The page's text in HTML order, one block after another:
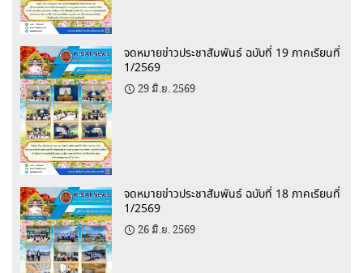
จดหมายข่าวประชาสัมพันธ์ ฉบับที่ 19 ภาคเรียนที่
1/2569
29 มิ.ย. 2569
จดหมายข่าวประชาสัมพันธ์ ฉบับที่ 18 ภาคเรียนที่
1/2569
26 มิ.ย. 2569